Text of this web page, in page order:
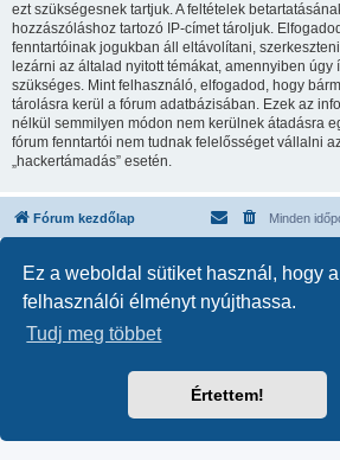
Ez a weboldal sütiket használ, hogy
felhasználói élményt nyújthassa.
Tudj meg többet
Értettem!
ezt szükségesnek tartjuk. A feltételek
hozzászóláshoz tartozó IP-címet tároljuk.
fenntartóinak jogukban áll eltávolítani,
lezárni az általad nyitott témákat, amennyiben úgy
szükséges. Mint felhasználó, elfogadod, hogy
tárolásra kerül a fórum adatbázisában. Ezek az
nélkül semmilyen módon nem kerülnek átadásra
fórum fenntartói nem tudnak felelősséget vállalni
„hackertámadás” esetén.
Fórum kezdőlap Minden
Magyar fordítás ©Magyar phpBB
Adatvédelmi nyilatkozat|Használati